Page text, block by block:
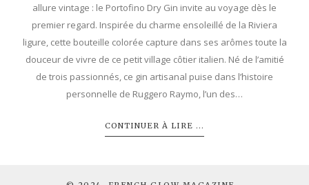
allure vintage : le Portofino Dry Gin invite au voyage dès le
premier regard. Inspirée du charme ensoleillé de la Riviera
ligure, cette bouteille colorée capture dans ses arômes toute la
douceur de vivre de ce petit village côtier italien. Né de l’amitié
de trois passionnés, ce gin artisanal puise dans l’histoire
personnelle de Ruggero Raymo, l’un des…
CONTINUER À LIRE ...